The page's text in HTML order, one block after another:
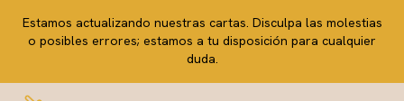
Estamos actualizando nuestras cartas. Disculpa las molestias
o posibles errores; estamos a tu disposición para cualquier
duda.